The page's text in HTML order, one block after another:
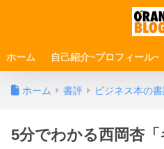
ホーム 自己紹介~プロフィール~
ホーム 書評 ビジネス本の
5分でわかる西岡杏